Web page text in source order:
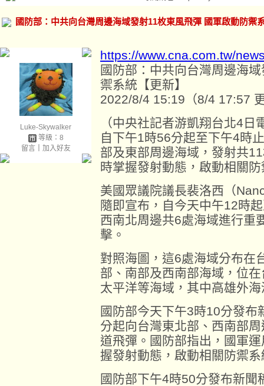
國防部：中共向台灣周邊海域發射11枚東風飛彈 國軍啟動防禦
Luke-Skywalker
等級：8
留言｜ 加入好友
https://www.cna.com.tw/
國防部：中共向台灣周邊海
禦系統【更新】
2022/8/4 15:19（8/4 17:57
（中央社記者游凱翔台北4
自下午1時56分起至下午4時
部及東部周邊海域，發射共
時掌握發射動態，啟動相關
美國眾議院議長裴洛西（
隨即宣布，自今天中午12時
西南北周邊共6處海域進行重
擊。
對照海圖，這6處海域分布在
部、南部及西南部海域，位
太平洋等海域，其中高雄外
國防部今天下午3時10分發
分起向台灣東北部、西南部
道飛彈。國防部指出，國軍
握發射動態，啟動相關防禦
國防部下午4時50分發布新